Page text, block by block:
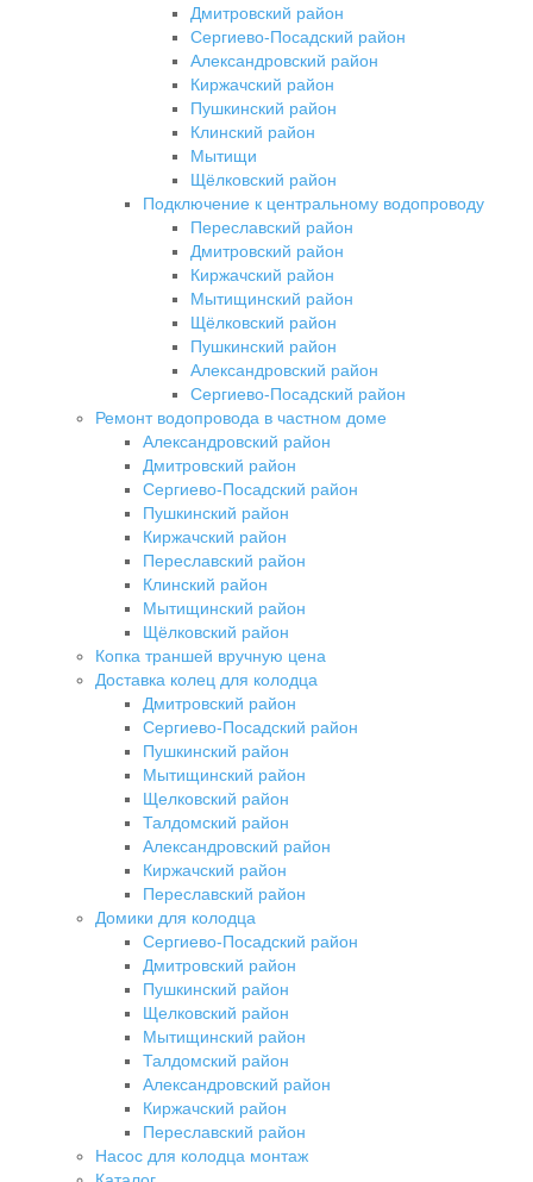
Дмитровский район
Сергиево-Посадский район
Александровский район
Киржачский район
Пушкинский район
Клинский район
Мытищи
Щёлковский район
Подключение к центральному водопроводу
Переславский район
Дмитровский район
Киржачский район
Мытищинский район
Щёлковский район
Пушкинский район
Александровский район
Сергиево-Посадский район
Ремонт водопровода в частном доме
Александровский район
Дмитровский район
Сергиево-Посадский район
Пушкинский район
Киржачский район
Переславский район
Клинский район
Мытищинский район
Щёлковский район
Копка траншей вручную цена
Доставка колец для колодца
Дмитровский район
Сергиево-Посадский район
Пушкинский район
Мытищинский район
Щелковский район
Талдомский район
Александровский район
Киржачский район
Переславский район
Домики для колодца
Сергиево-Посадский район
Дмитровский район
Пушкинский район
Щелковский район
Мытищинский район
Талдомский район
Александровский район
Киржачский район
Переславский район
Насос для колодца монтаж